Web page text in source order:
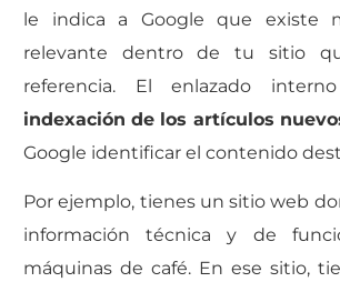
le indica a Google que existe
relevante dentro de tu sitio
referencia. El enlazado
indexación de los artículos
Google identificar el contenido
Por ejemplo, tienes un sitio web
información técnica y de
máquinas de café. En ese sitio,